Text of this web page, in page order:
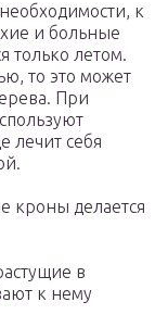
к
и больные
только летом.
то это может
При
лечит себя
кроны делается
в
к нему